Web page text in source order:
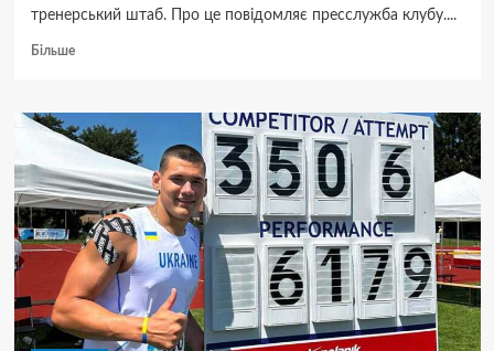
тренерський штаб. Про це повідомляє пресслужба клубу....
БільшеДокладніше
новий
головний
тренер
та тренерський
штаб